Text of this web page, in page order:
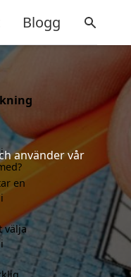
Blogg
använder vår
en
välja